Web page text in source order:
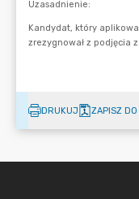
DRUKUJ ZAPISZ DO